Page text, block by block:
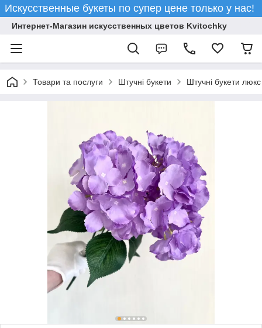
Искусственные букеты по супер цене только у нас!
Интернет-Магазин искусственных цветов Kvitochky
Товари та послуги Штучні букети Штучні букети люкс